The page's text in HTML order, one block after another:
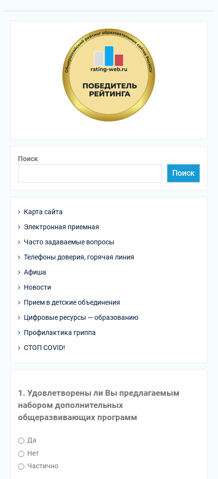
Поиск
Поиск
Карта сайта
Электронная приемная
Часто задаваемые вопросы
Телефоны доверия, горячая линия
Афиша
Новости
Прием в детские объединения
Цифровые ресурсы — образованию
Профилактика гриппа
СТОП COVID!
1. Удовлетворены ли Вы предлагаемым
набором дополнительных
общеразвивающих программ
Да
Нет
Частично